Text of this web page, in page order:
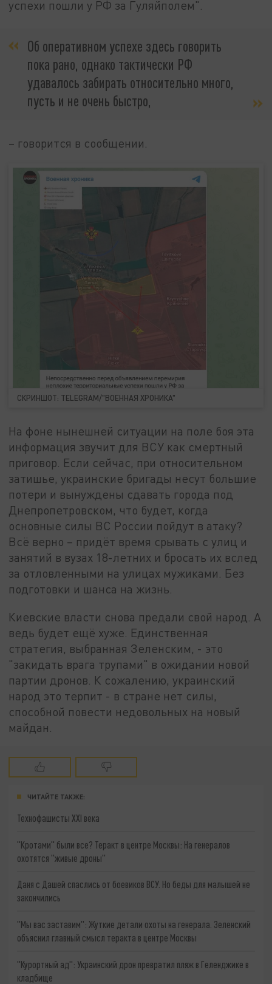
успехи пошли у РФ за Гуляйполем".
Об оперативном успехе здесь говорить
пока рано, однако тактически РФ
удавалось забирать относительно много,
пусть и не очень быстро,
– говорится в сообщении.
СКРИНШОТ: TELEGRAM/"ВОЕННАЯ ХРОНИКА"
На фоне нынешней ситуации на поле боя эта
информация звучит для ВСУ как смертный
приговор. Если сейчас, при относительном
затишье, украинские бригады несут большие
потери и вынуждены сдавать города под
Днепропетровском, что будет, когда
основные силы ВС России пойдут в атаку?
Всё верно – придёт время срывать с улиц и
занятий в вузах 18-летних и бросать их вслед
за отловленными на улицах мужиками. Без
подготовки и шанса на жизнь.
Киевские власти снова предали свой народ. А
ведь будет ещё хуже. Единственная
стратегия, выбранная Зеленским, - это
"закидать врага трупами" в ожидании новой
партии дронов. К сожалению, украинский
народ это терпит - в стране нет силы,
способной повести недовольных на новый
майдан.
ЧИТАЙТЕ ТАКЖЕ:
Технофашисты XXI века
"Кротами" были все? Теракт в центре Москвы: На генералов
охотятся "живые дроны"
Даня с Дашей спаслись от боевиков ВСУ. Но беды для малышей не
закончились
"Мы вас заставим": Жуткие детали охоты на генерала. Зеленский
объяснил главный смысл теракта в центре Москвы
"Курортный ад": Украинский дрон превратил пляж в Геленджике в
кладбище